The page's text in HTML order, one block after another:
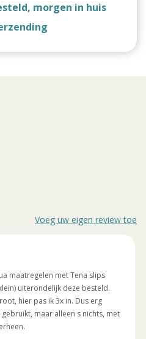
morgen in huis
Voeg uw eigen review toe
maatregelen met Tena slips
hier pas ik 3x in. Dus erg
maar alleen s nichts, met